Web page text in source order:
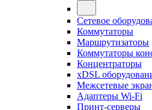
Сетевое
Коммутаторы
Маршрутизаторы
Коммутаторы
Концентраторы
xDSL
Межсетевые
Адаптеры Wi-Fi
Принт-серверы